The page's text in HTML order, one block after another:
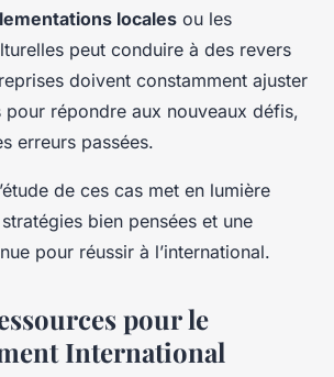
locales ou les
peut conduire à des revers
doivent constamment ajuster
pour répondre aux nouveaux défis,
erreurs passées.
de ces cas met en lumière
bien pensées et une
pour réussir à l’international.
pour le
International